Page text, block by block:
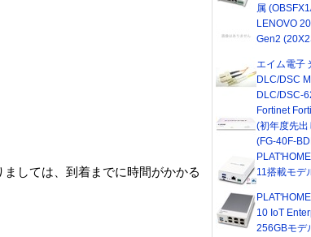
しては、到着までに時間がかかる
属
LENOVO
Gen2
エイム電子
DLC/DSC
DLC/DSC-
Fortinet
(初年度先
(FG-40F-
11搭載モデ
10 IoT
256GBモデ